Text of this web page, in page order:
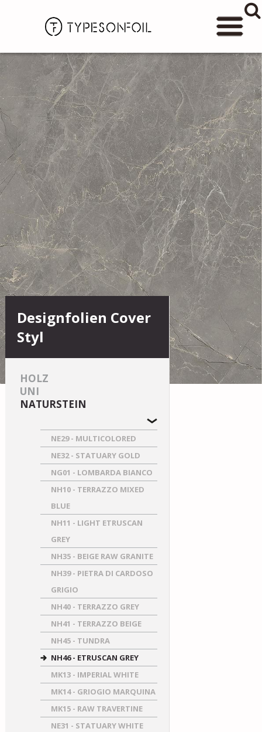
Designfolien Cover
Styl
HOLZ
UNI
NATURSTEIN
NE29 - MULTICOLORED
NE32 - STATUARY GOLD
NG01 - LOMBARDA BIANCO
NH10 - TERRAZZO MIXED
BLUE
NH11 - LIGHT ETRUSCAN
GREY
NH35 - BEIGE RAW GRANITE
NH39 - PIETRA DI CARDOSO
GRIGIO
NH40 - TERRAZZO GREY
NH41 - TERRAZZO BEIGE
NH45 - TUNDRA
NH46 - ETRUSCAN GREY
MK13 - IMPERIAL WHITE
MK14 - GRIOGIO MARQUINA
MK15 - RAW TRAVERTINE
NE31 - STATUARY WHITE